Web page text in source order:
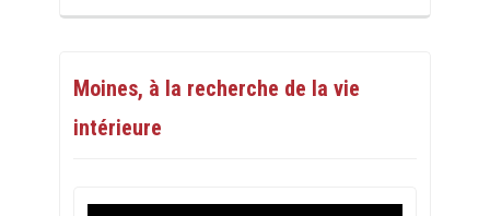
Moines, à la recherche de la vie
intérieure